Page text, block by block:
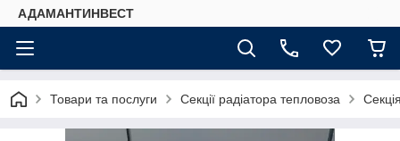
АДАМАНТИНВЕСТ
Товари та послуги Секції радіатора тепловоза